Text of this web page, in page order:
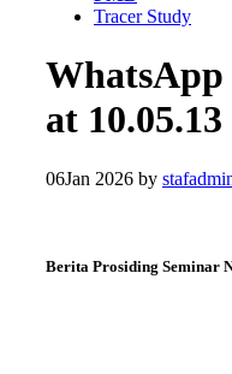
Tracer Study
WhatsApp
at 10.05.13
06Jan 2026 by
Berita Prosiding Seminar